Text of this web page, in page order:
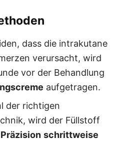
dass die intrakutane
verursacht, wird
vor der Behandlung
aufgetragen.
der richtigen
wird der Füllstoff
schrittweise